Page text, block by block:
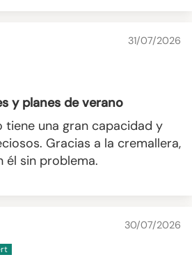
31/07/2026
y planes de verano
tiene una gran capacidad y
Gracias a la cremallera,
él sin problema.
30/07/2026